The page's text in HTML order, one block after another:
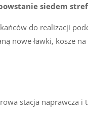
siedem stref
do realizacji
nowe ławki, kosze
stacja naprawcza i